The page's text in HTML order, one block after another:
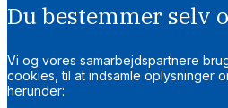
Du bestemmer selv
Vi og vores samarbejdspartnere
cookies, til at indsamle oplysninger
herunder: